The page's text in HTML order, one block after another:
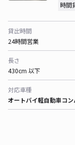
時間
貸出時間
24時間営業
長さ
430cm 以下
対応車種
オートバイ軽自動車コ